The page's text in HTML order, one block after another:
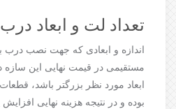
تعداد لت و ابعاد
اندازه و ابعادی که جهت نصب درب
مستقیمی در قیمت نهایی این
ابعاد مورد نظر بزرگتر باشد،
بوده و در نتیجه هزینه نهایی افزایش